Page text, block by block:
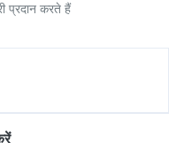
प्रदान करते हैं